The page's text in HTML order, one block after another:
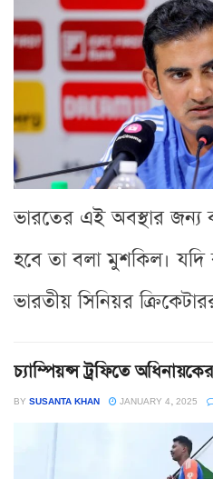
ভারতের এই অবস্থার জন্য
হবে তা বলা মুশকিল। যদি
ভারতীয় সিনিয়র
চ্যাম্পিয়ন্স ট্রফিতে
BY SUSANTA KHAN JANUARY 4, 2025